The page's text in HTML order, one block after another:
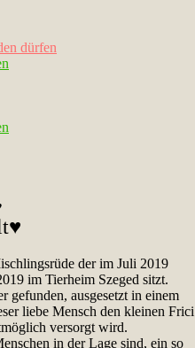
dürfen
der im Juli 2019
im Tierheim Szeged sitzt.
gefunden, ausgesetzt in einem
liebe Mensch den kleinen Frici
versorgt wird.
in der Lage sind, ein so